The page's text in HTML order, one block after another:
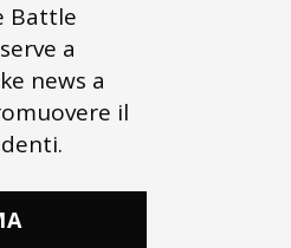
Battle
a
news a
il